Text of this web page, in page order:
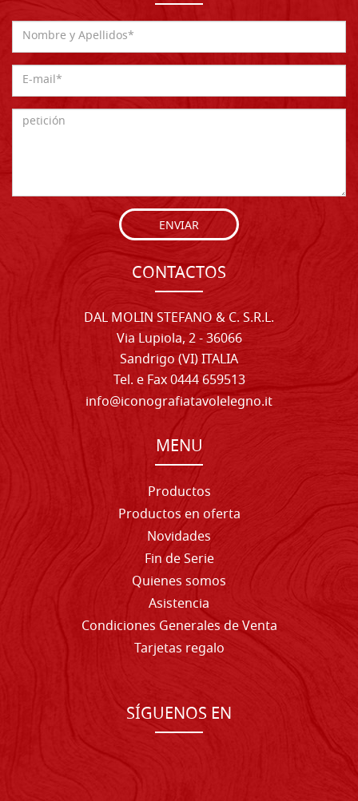
ENVIAR
CONTACTOS
DAL MOLIN STEFANO & C. S.R.L.
Via Lupiola, 2 - 36066
Sandrigo (VI) ITALIA
Tel. e Fax 0444 659513
info@iconografiatavolelegno.it
MENU
Productos
Productos en oferta
Novidades
Fin de Serie
Quienes somos
Asistencia
Condiciones Generales de Venta
Tarjetas regalo
SÍGUENOS EN